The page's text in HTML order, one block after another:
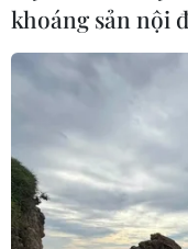
ngắn
06/08/2026 09:41
Quân đội Hàn
Tiên phóng vật thể
06/08/2026 08:31
khoáng sản nội